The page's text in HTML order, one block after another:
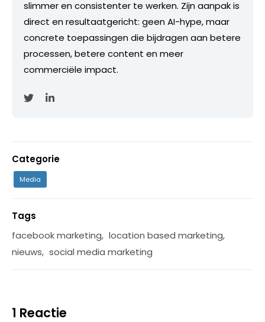
slimmer en consistenter te werken. Zijn aanpak is
direct en resultaatgericht: geen AI-hype, maar
concrete toepassingen die bijdragen aan betere
processen, betere content en meer
commerciële impact.
Categorie
Media
Tags
facebook marketing, location based marketing,
nieuws, social media marketing
1 Reactie